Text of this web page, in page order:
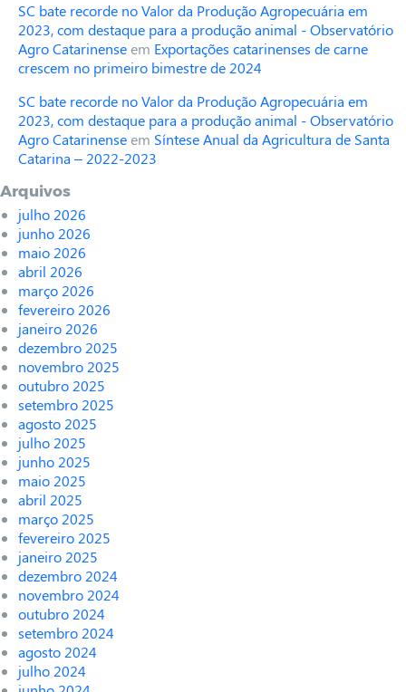
SC bate recorde no Valor da Produção Agropecuária em
2023, com destaque para a produção animal - Observatório
Agro Catarinenseem Exportações catarinenses de carne
crescem no primeiro bimestre de 2024
SC bate recorde no Valor da Produção Agropecuária em
2023, com destaque para a produção animal - Observatório
Agro Catarinenseem Síntese Anual da Agricultura de Santa
Catarina – 2022-2023
Arquivos
julho 2026
junho 2026
maio 2026
abril 2026
março 2026
fevereiro 2026
janeiro 2026
dezembro 2025
novembro 2025
outubro 2025
setembro 2025
agosto 2025
julho 2025
junho 2025
maio 2025
abril 2025
março 2025
fevereiro 2025
janeiro 2025
dezembro 2024
novembro 2024
outubro 2024
setembro 2024
agosto 2024
julho 2024